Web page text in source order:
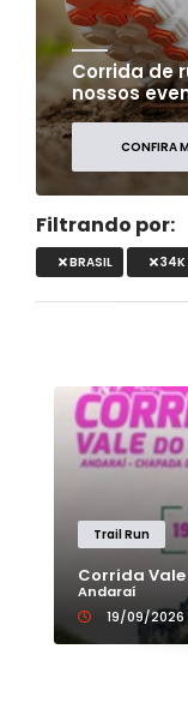
Corrida de
nossos
CONFIRA
Filtrando por:
BRASIL 34K
Trail Run
Corrida
Andaraí
19/09/2026